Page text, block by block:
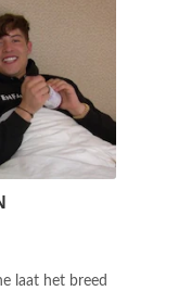
laat het breed